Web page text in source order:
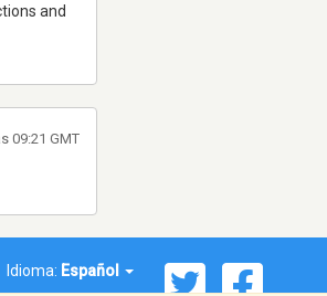
and
09:21 GMT
Idioma: Español